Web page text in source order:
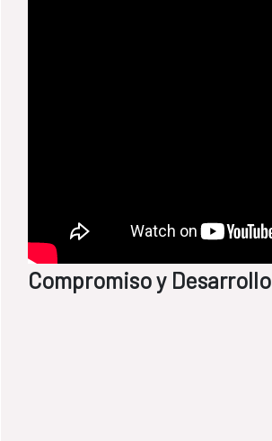
Compromiso y Desarrollo